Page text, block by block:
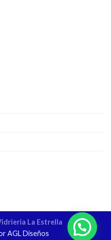
La Estrella
AGL Diseños